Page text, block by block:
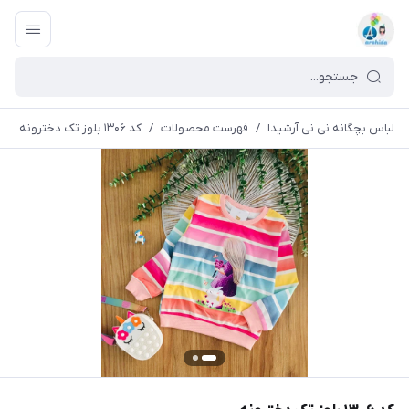
لباس بچگانه نی نی آرشیدا / فهرست محصولات / کد ۱۳۰۶ بلوز تک دخترونه